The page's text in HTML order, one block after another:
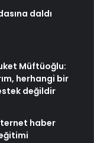
daldı
Müftüoğlu:
herhangi bir
değildir
haber